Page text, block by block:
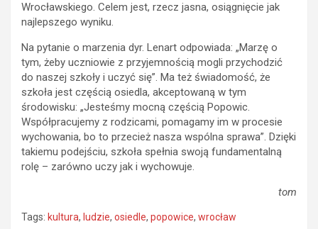
Wrocławskiego. Celem jest, rzecz jasna, osiągnięcie jak
najlepszego wyniku.
Na pytanie o marzenia dyr. Lenart odpowiada: „Marzę o
tym, żeby uczniowie z przyjemnością mogli przychodzić
do naszej szkoły i uczyć się”. Ma też świadomość, że
szkoła jest częścią osiedla, akceptowaną w tym
środowisku: „Jesteśmy mocną częścią Popowic.
Współpracujemy z rodzicami, pomagamy im w procesie
wychowania, bo to przecież nasza wspólna sprawa”. Dzięki
takiemu podejściu, szkoła spełnia swoją fundamentalną
rolę – zarówno uczy jak i wychowuje.
tom
Tags: kultura, ludzie, osiedle, popowice, wrocław